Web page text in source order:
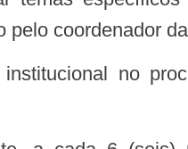
pelo coordenador